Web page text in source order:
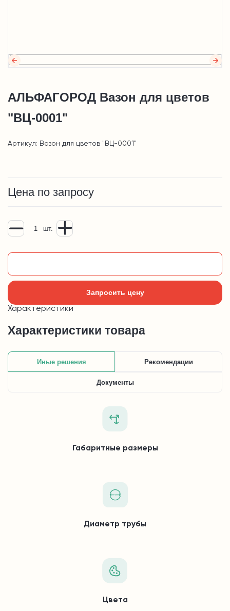
АЛЬФАГОРОД Вазон для цветов
"ВЦ-0001"
Артикул: Вазон для цветов "ВЦ-0001"
Цена по запросу
шт.
Запросить цену
Характеристики
Характеристики товара
Иные решения Рекомендации
Документы
Габаритные размеры
Диаметр трубы
Цвета